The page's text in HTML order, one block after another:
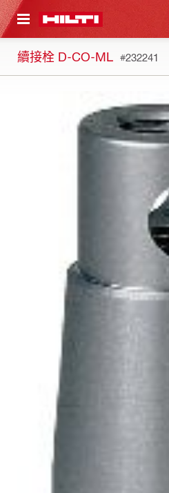
主要內容
續接栓 D-CO-ML #232241